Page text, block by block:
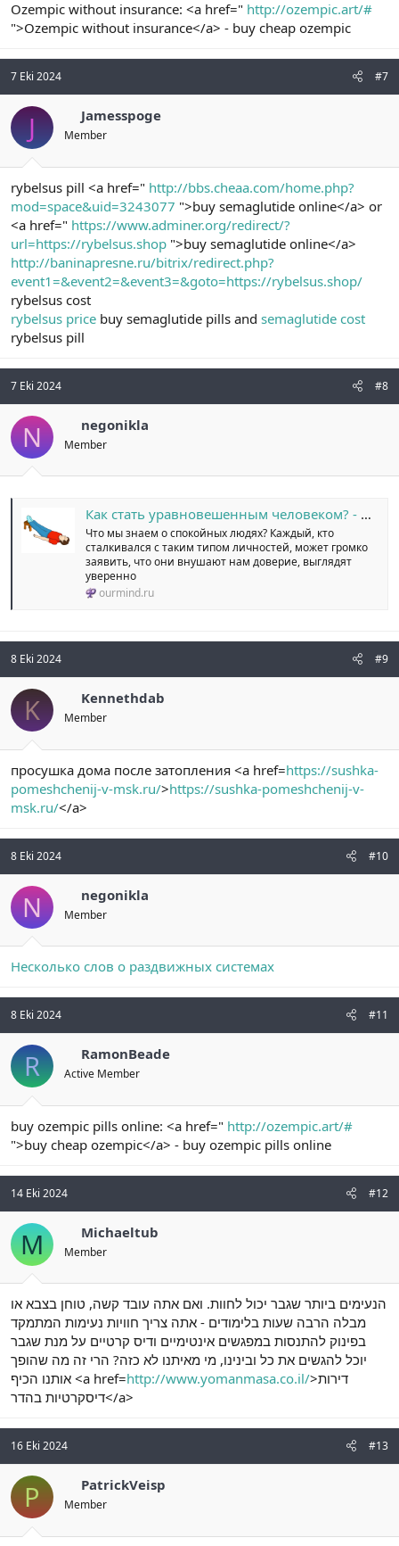
Ozempic without insurance: <a href=" http://ozempic.art/#
">Ozempic without insurance</a> - buy cheap ozempic
7 Eki 2024 #7
J Jamesspoge
Member
rybelsus pill <a href=" http://bbs.cheaa.com/home.php?
mod=space&uid=3243077 ">buy semaglutide online</a> or
<a href=" https://www.adminer.org/redirect/?
url=https://rybelsus.shop ">buy semaglutide online</a>
http://baninapresne.ru/bitrix/redirect.php?
event1=&event2=&event3=&goto=https://rybelsus.shop/
rybelsus cost
rybelsus price buy semaglutide pills and semaglutide cost
rybelsus pill
7 Eki 2024 #8
N negonikla
Member
Как стать уравновешенным человеком? - 3 шага к спокойствию
Что мы знаем о спокойных людях? Каждый, кто
сталкивался с таким типом личностей, может громко
заявить, что они внушают нам доверие, выглядят
уверенно
ourmind.ru
8 Eki 2024 #9
K Kennethdab
Member
просушка дома после затопления <a href=https://sushka-
pomeshchenij-v-msk.ru/>https://sushka-pomeshchenij-v-
msk.ru/</a>
8 Eki 2024 #10
N negonikla
Member
Несколько слов о раздвижных системах
8 Eki 2024 #11
R RamonBeade
Active Member
buy ozempic pills online: <a href=" http://ozempic.art/#
">buy cheap ozempic</a> - buy ozempic pills online
14 Eki 2024 #12
M Michaeltub
Member
הנעימים ביותר שגבר יכול לחוות. ואם אתה עובד קשה, טוחן בצבא או
מבלה הרבה שעות בלימודים - אתה צריך חוויות נעימות המתמקד
בפינוק להתנסות במפגשים אינטימיים ודיס קרטיים על מנת שגבר
יוכל להגשים את כל ובינינו, מי מאיתנו לא כזה? הרי זה מה שהופך
אותנו הכיף <a href=http://www.yomanmasa.co.il/>דירות
דיסקרטיות בהדר</a>
16 Eki 2024 #13
P PatrickVeisp
Member